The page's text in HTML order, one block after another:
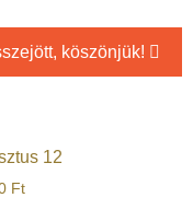
köszönjük!
12
Ft